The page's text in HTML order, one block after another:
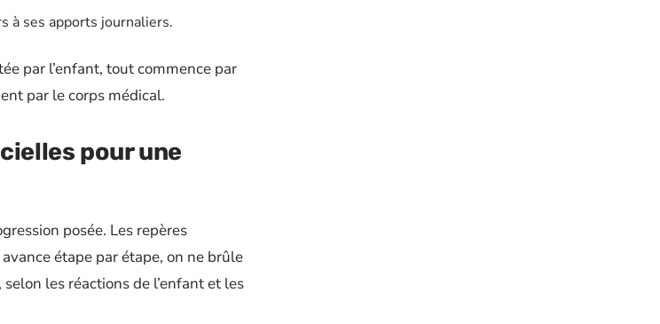
à ses apports journaliers.
par l’enfant, tout commence par
par le corps médical.
pour une
posée. Les repères
étape par étape, on ne brûle
les réactions de l’enfant et les